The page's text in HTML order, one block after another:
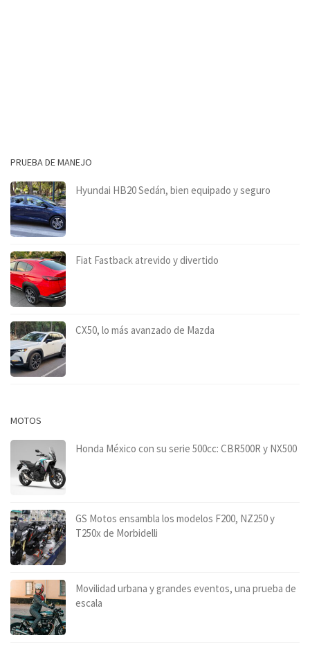
PRUEBA DE MANEJO
Hyundai HB20 Sedán, bien equipado y seguro
Fiat Fastback atrevido y divertido
CX50, lo más avanzado de Mazda
MOTOS
Honda México con su serie 500cc: CBR500R y NX500
GS Motos ensambla los modelos F200, NZ250 y
T250x de Morbidelli
Movilidad urbana y grandes eventos, una prueba de
escala